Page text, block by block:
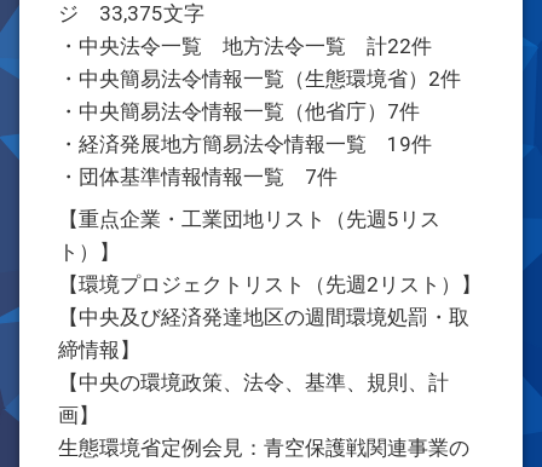
ジ 33,375文字
・中央法令一覧 地方法令一覧 計22件
・中央簡易法令情報一覧（生態環境省）2件
・中央簡易法令情報一覧（他省庁）7件
・経済発展地方簡易法令情報一覧 19件
・団体基準情報情報一覧 7件
【重点企業・工業団地リスト（先週5リス
ト）】
【環境プロジェクトリスト（先週2リスト）】
【中央及び経済発達地区の週間環境処罰・取
締情報】
【中央の環境政策、法令、基準、規則、計
画】
生態環境省定例会見：青空保護戦関連事業の